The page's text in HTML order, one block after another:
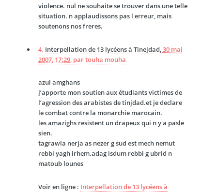
violence. nul ne souhaite se trouver dans une telle
situation. n applaudissons pas l erreur, mais
soutenons nos freres.
4. Interpellation de 13 lycéens à Tinejdad,30 mai
2007, 17:29, partouha mouha
azul amghans
j’apporte mon soutien aux étudiants victimes de
l’agression des arabistes de tinjdad.et je declare
le combat contre la monarchie marocain.
les amazighs resistent un drapeux qui n y a pasle
sien.
tagrawla nerja as nezer g sud est mech nemut
rebbi yagh irhem.adag isdum rebbi g ubrid n
matoub lounes
Voir en ligne : Interpellation de 13 lycéens à